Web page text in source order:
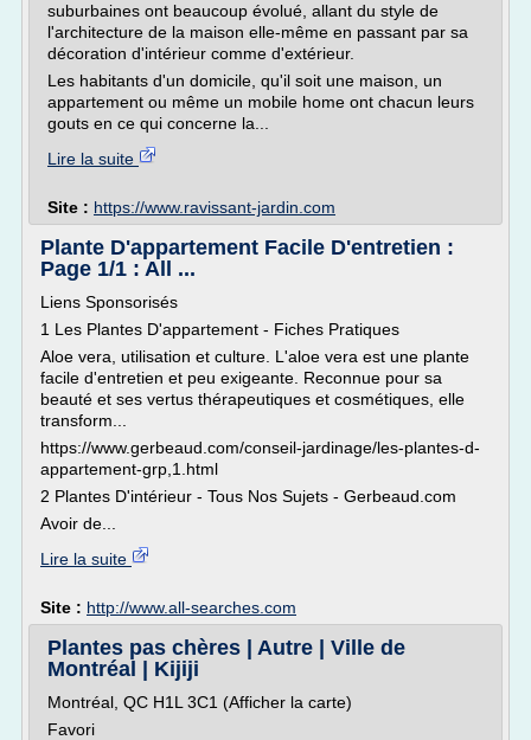
suburbaines ont beaucoup évolué, allant du style de
l'architecture de la maison elle-même en passant par sa
décoration d'intérieur comme d'extérieur.
Les habitants d'un domicile, qu'il soit une maison, un
appartement ou même un mobile home ont chacun leurs
gouts en ce qui concerne la...
Lire la suite
Site : https://www.ravissant-jardin.com
Plante D'appartement Facile D'entretien :
Page 1/1 : All ...
Liens Sponsorisés
1 Les Plantes D'appartement - Fiches Pratiques
Aloe vera, utilisation et culture. L'aloe vera est une plante
facile d'entretien et peu exigeante. Reconnue pour sa
beauté et ses vertus thérapeutiques et cosmétiques, elle
transform...
https://www.gerbeaud.com/conseil-jardinage/les-plantes-d-
appartement-grp,1.html
2 Plantes D'intérieur - Tous Nos Sujets - Gerbeaud.com
Avoir de...
Lire la suite
Site : http://www.all-searches.com
Plantes pas chères | Autre | Ville de
Montréal | Kijiji
Montréal, QC H1L 3C1 (Afficher la carte)
Favori